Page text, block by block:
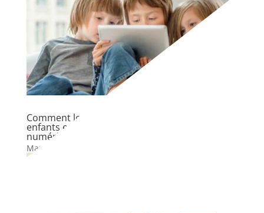
Comment les habitudes médiatiques des
enfants et adolescents ont-elles évolué à l’ère
numérique ?
Mar 13, 2025